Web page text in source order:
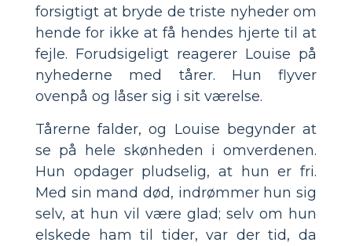
forsigtigt at bryde de triste nyheder om
hende for ikke at få hendes hjerte til at
fejle. Forudsigeligt reagerer Louise på
nyhederne med tårer. Hun flyver
ovenpå og låser sig i sit værelse.
Tårerne falder, og Louise begynder at
se på hele skønheden i omverdenen.
Hun opdager pludselig, at hun er fri.
Med sin mand død, indrømmer hun sig
selv, at hun vil være glad; selv om hun
elskede ham til tider, var der tid, da